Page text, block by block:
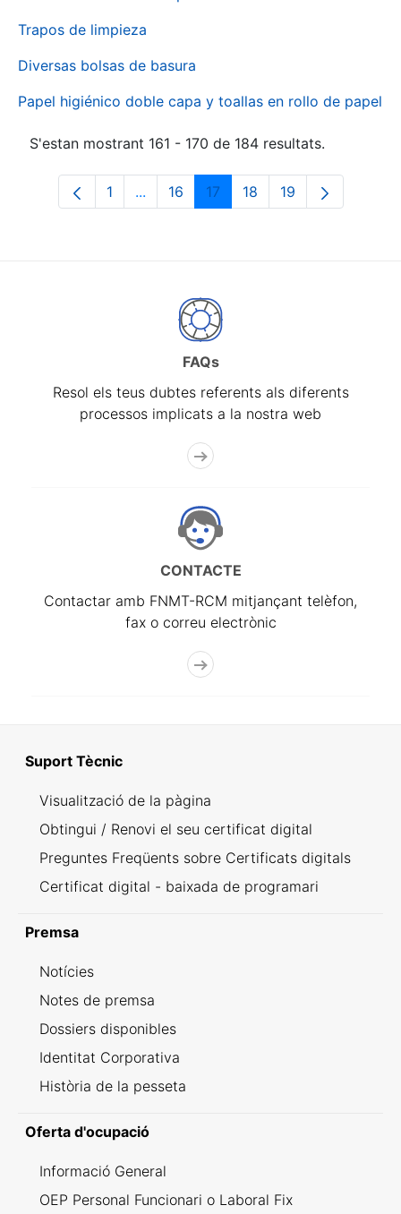
Trapos de limpieza
Diversas bolsas de basura
Papel higiénico doble capa y toallas en rollo de papel
S'estan mostrant 161 - 170 de 184 resultats.
Pàgina
1 ...Pàgines intermèdies Utilitzeu TAB per
Pàgina
16 Pàgina
17 Pàgina
18 Pàgina
19
FAQs
Resol els teus dubtes referents als diferents
processos implicats a la nostra web
CONTACTE
Contactar amb FNMT-RCM mitjançant telèfon,
fax o correu electrònic
Suport Tècnic
Visualització de la pàgina
Obtingui / Renovi el seu certificat digital
Preguntes Freqüents sobre Certificats digitals
Certificat digital - baixada de programari
Premsa
Notícies
Notes de premsa
Dossiers disponibles
Identitat Corporativa
Història de la pesseta
Oferta d'ocupació
Informació General
OEP Personal Funcionari o Laboral Fix